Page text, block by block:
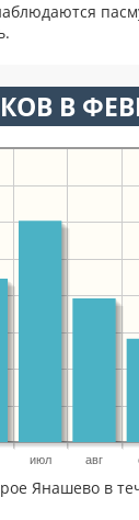
В
июл авг
Янашево в